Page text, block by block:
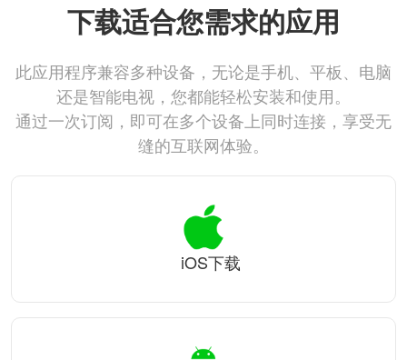
下载适合您需求的应用
此应用程序兼容多种设备，无论是手机、平板、电脑
还是智能电视，您都能轻松安装和使用。
通过一次订阅，即可在多个设备上同时连接，享受无
缝的互联网体验。
iOS下载